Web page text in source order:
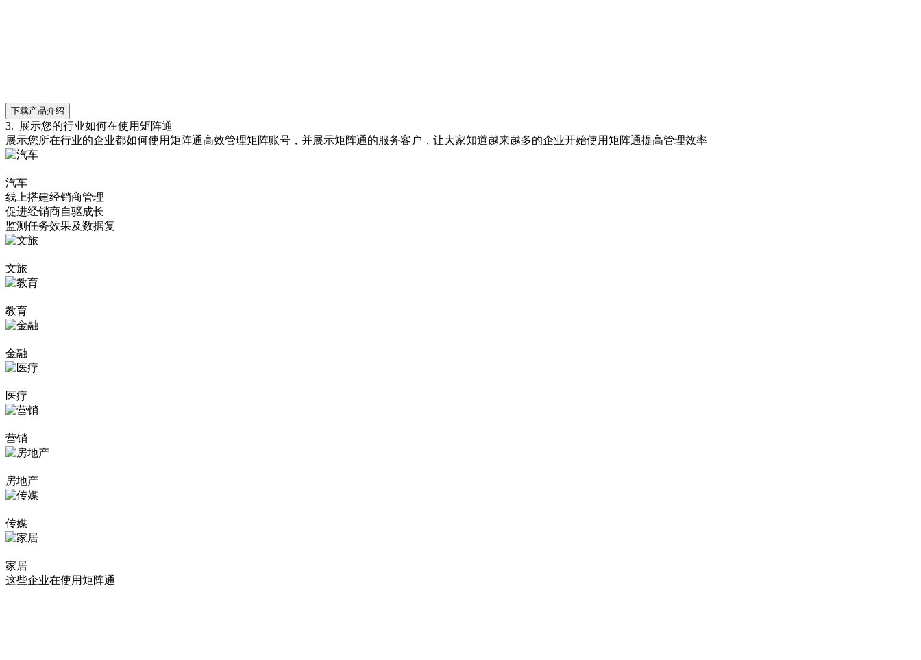
下载产品介绍
3.
展示您的行业如何在使用矩阵通
展示您所在行业的企业都如何使用矩阵通高效管理矩阵账号，并展示矩阵通的服务客户，让大家知道越来越多的企业开始使用矩阵通提高管理效率
汽车
线上搭建经销商管理
促进经销商自驱成长
监测任务效果及数据复
文旅
教育
金融
医疗
营销
房地产
传媒
家居
这些企业在使用矩阵通